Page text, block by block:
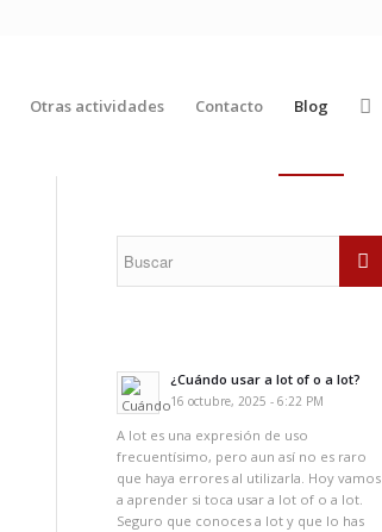
Otras actividades Contacto Blog
¿Cuándo usar a lot of o a lot?
16 octubre, 2025 - 6:22 PM
A lot es una expresión de uso
frecuentísimo, pero aun así no es raro
que haya errores al utilizarla. Hoy vamos
a aprender si toca usar a lot of o a lot.
Seguro que conoces a lot y que lo has